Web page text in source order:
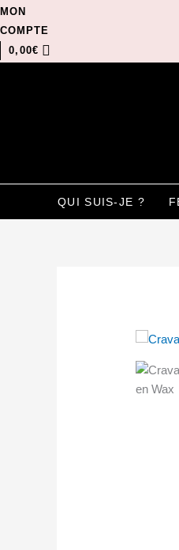
Aller
au
contenu
MON
COMPTE
0,00€
QUI SUIS-JE ?